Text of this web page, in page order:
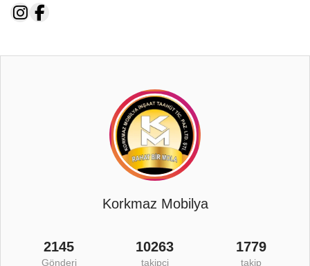
Korkmaz Mobilya
2145
Gönderi
10263
takipçi
1779
takip